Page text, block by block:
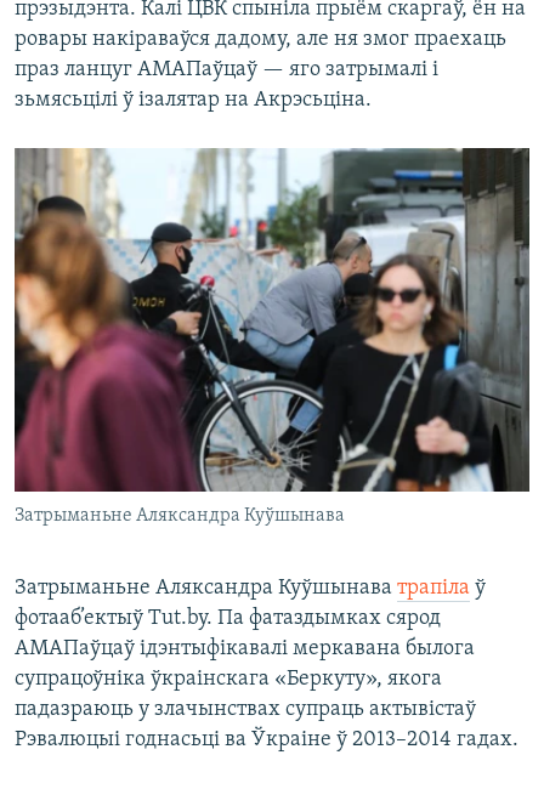
прэзыдэнта. Калі ЦВК спыніла прыём скаргаў, ён на
ровары накіраваўся дадому, але ня змог праехаць
праз ланцуг АМАПаўцаў — яго затрымалі і
зьмясьцілі ў ізалятар на Акрэсьціна.
Затрыманьне Аляксандра Куўшынава
Затрыманьне Аляксандра Куўшынава трапіла ў
фотааб’ектыў Tut.by. Па фатаздымках сярод
АМАПаўцаў ідэнтыфікавалі меркавана былога
супрацоўніка ўкраінскага «Беркуту», якога
падазраюць у злачынствах супраць актывістаў
Рэвалюцыі годнасьці ва Ўкраіне ў 2013–2014 гадах.